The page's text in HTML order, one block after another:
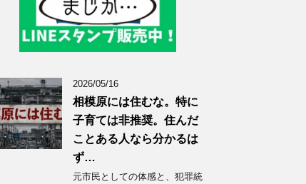
2026/05/16
相模原には住むな。特に
子育ては非推奨。住んだ
ことある人なら分かるは
ず…
元市民としての体感と、犯罪統